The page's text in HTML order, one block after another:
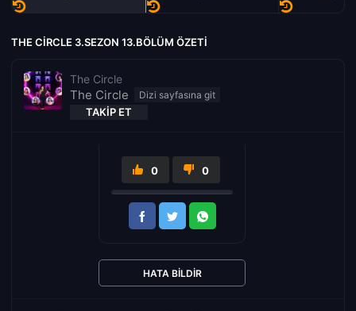
THE CIRCLE 3.SEZON 13.BÖLÜM ÖZETI
The Circle
The Circle
TAKIP ET
0 0
HATA BILDIR